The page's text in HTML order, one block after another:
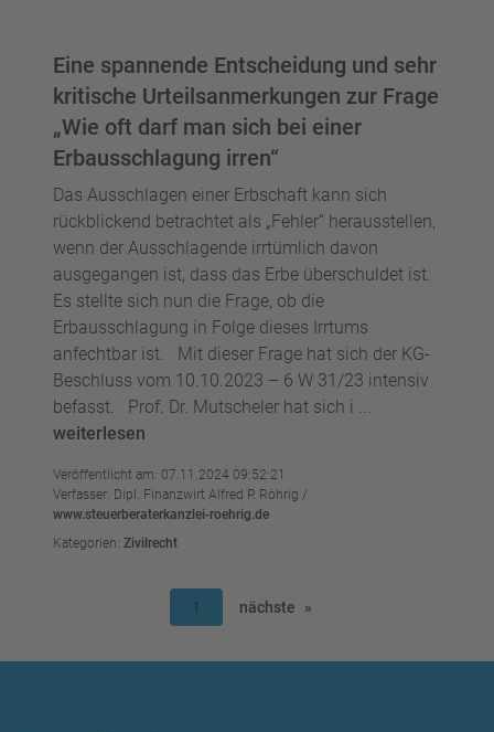
Eine spannende Entscheidung und sehr
kritische Urteilsanmerkungen zur Frage
„Wie oft darf man sich bei einer
Erbausschlagung irren“
Das Ausschlagen einer Erbschaft kann sich
rückblickend betrachtet als „Fehler“ herausstellen,
wenn der Ausschlagende irrtümlich davon
ausgegangen ist, dass das Erbe überschuldet ist.
Es stellte sich nun die Frage, ob die
Erbausschlagung in Folge dieses Irrtums
anfechtbar ist. Mit dieser Frage hat sich der KG-
Beschluss vom 10.10.2023 – 6 W 31/23 intensiv
befasst. Prof. Dr. Mutscheler hat sich i ...
weiterlesen
Veröffentlicht am: 07.11.2024 09:52:21
Verfasser: Dipl. Finanzwirt Alfred P. Röhrig /
www.steuerberaterkanzlei-roehrig.de
Kategorien: Zivilrecht
1 nächste